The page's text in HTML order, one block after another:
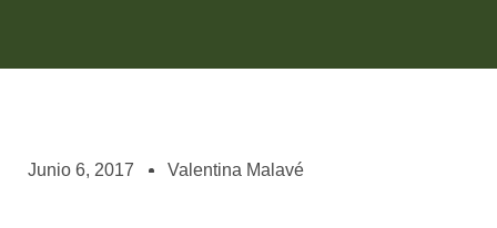
asociados
Junio 6, 2017 Valentina Malavé